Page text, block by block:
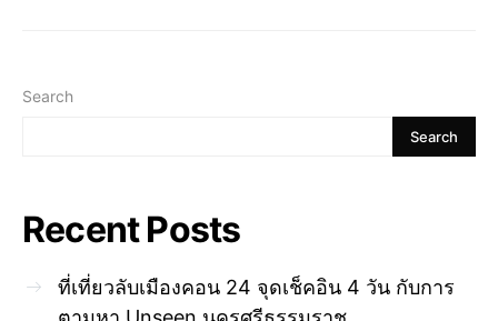
Search
Search
Recent Posts
ที่เที่ยวลับเมืองคอน 24 จุดเช็คอิน 4 วัน กับการ